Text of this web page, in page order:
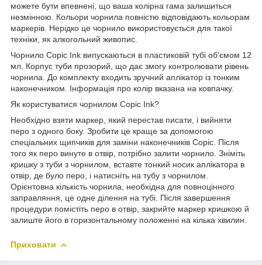
можете бути впевнені, що ваша колірна гама залишиться
незмінною. Кольори чорнила повністю відповідають кольорам
маркерів. Нерідко це чорнило використовується для такої
техніки, як алкогольний живопис.
Чорнило Copic Ink випускаються в пластиковій тубі об'ємом 12
мл. Корпус туби прозорий, що дає змогу контролювати рівень
чорнила. До комплекту входить зручний аплікатор із тонким
наконечником. Інформація про колір вказана на ковпачку.
Як користуватися чорнилом Copic Ink?
Необхідно взяти маркер, який перестав писати, і вийняти
перо з одного боку. Зробити це краще за допомогою
спеціальних щипчиків для заміни наконечників Copic. Після
того як перо винуте в отвір, потрібно залити чорнило. Зніміть
кришку з туби з чорнилом, вставте тонкий носик аплікатора в
отвір, де було перо, і натисніть на тубу з чорнилом.
Орієнтовна кількість чорнила, необхідна для повноцінного
заправляння, це одне ділення на тубі. Після завершення
процедури помістіть перо в отвір, закрийте маркер кришкою й
залиште його в горизонтальному положенні на кілька хвилин.
Приховати